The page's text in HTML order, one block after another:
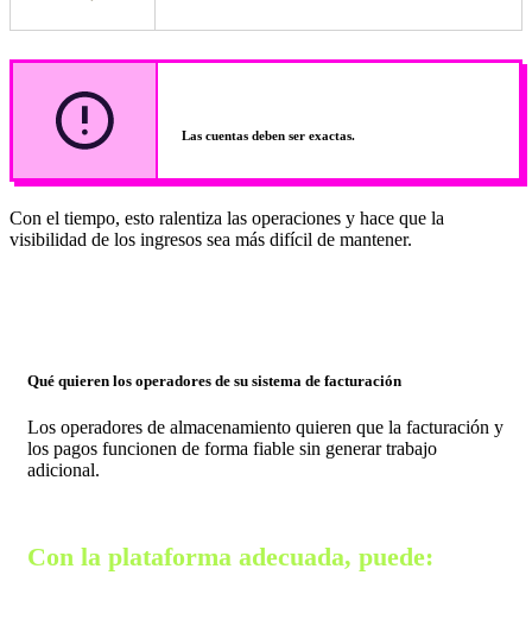
Las cuentas deben ser exactas.
Con el tiempo, esto ralentiza las operaciones y hace que la
visibilidad de los ingresos sea más difícil de mantener.
Qué quieren los operadores de su sistema de facturación
Los operadores de almacenamiento quieren que la facturación y
los pagos funcionen de forma fiable sin generar trabajo
adicional.
Con la plataforma adecuada, puede: